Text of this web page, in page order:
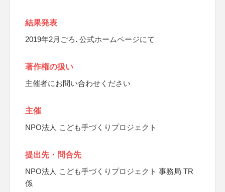
結果発表
2019年2月ごろ､公式ホームページにて
著作権の扱い
主催者にお問い合わせください
主催
NPO法人 こども手づくりプロジェクト
提出先・問合先
NPO法人 こども手づくりプロジェクト 事務局 TR
係